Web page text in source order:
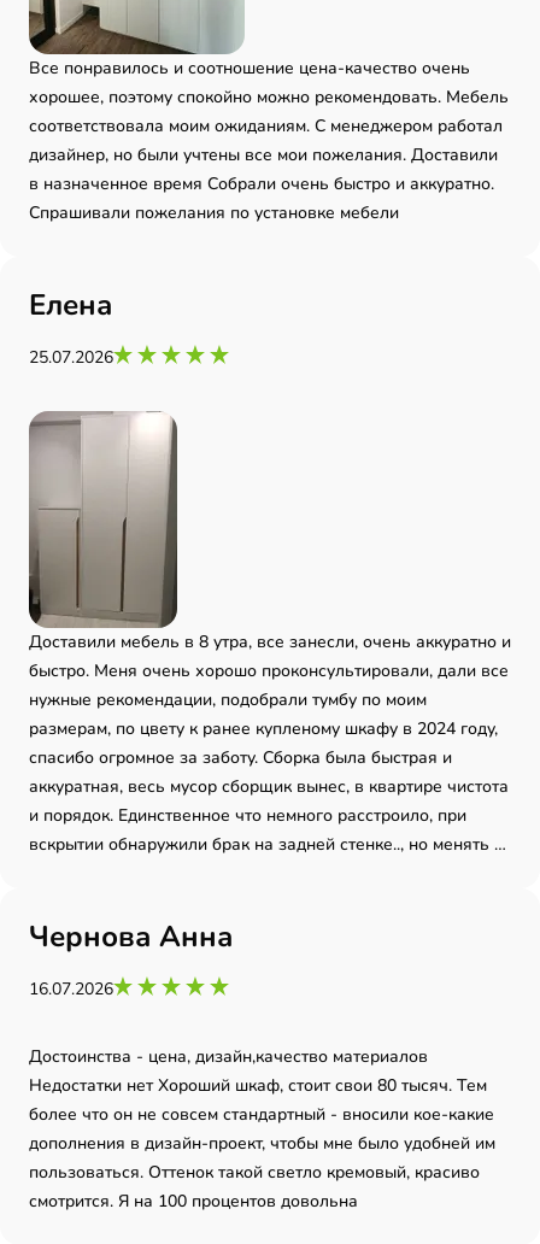
Все понравилось и соотношение цена-качество очень
хорошее, поэтому спокойно можно рекомендовать. Мебель
соответствовала моим ожиданиям. С менеджером работал
дизайнер, но были учтены все мои пожелания. Доставили
в назначенное время Собрали очень быстро и аккуратно.
Спрашивали пожелания по установке мебели
Елена
25.07.2026
Доставили мебель в 8 утра, все занесли, очень аккуратно и
быстро. Меня очень хорошо проконсультировали, дали все
нужные рекомендации, подобрали тумбу по моим
размерам, по цвету к ранее купленому шкафу в 2024 году,
спасибо огромное за заботу. Сборка была быстрая и
аккуратная, весь мусор сборщик вынес, в квартире чистота
и порядок. Единственное что немного расстроило, при
вскрытии обнаружили брак на задней стенке.., но менять я
неделе привезут и им. 👍
Чернова Анна
16.07.2026
Достоинства - цена, дизайн,качество материалов
Недостатки нет Хороший шкаф, стоит свои 80 тысяч. Тем
более что он не совсем стандартный - вносили кое-какие
дополнения в дизайн-проект, чтобы мне было удобней им
пользоваться. Оттенок такой светло кремовый, красиво
смотрится. Я на 100 процентов довольна